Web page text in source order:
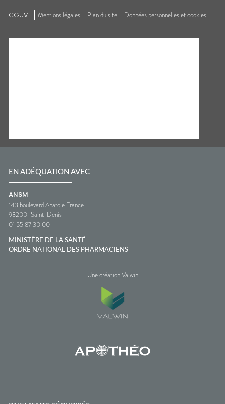
CGUVL Mentions légales Plan du site Données personnelles et cookies
EN ADÉQUATION AVEC
ANSM
143 boulevard Anatole France
93200 Saint-Denis
01 55 87 30 00
MINISTÈRE DE LA SANTÉ
ORDRE NATIONAL DES PHARMACIENS
Une création Valwin